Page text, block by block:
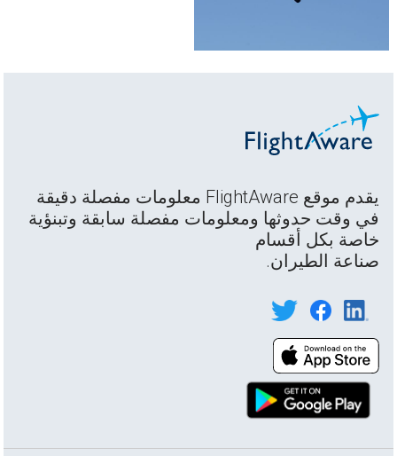
يقدم موقع FlightAware معلومات مفصلة دقيقة
في وقت حدوثها ومعلومات مفصلة سابقة وتبنؤية
خاصة بكل أقسام
صناعة الطيران.